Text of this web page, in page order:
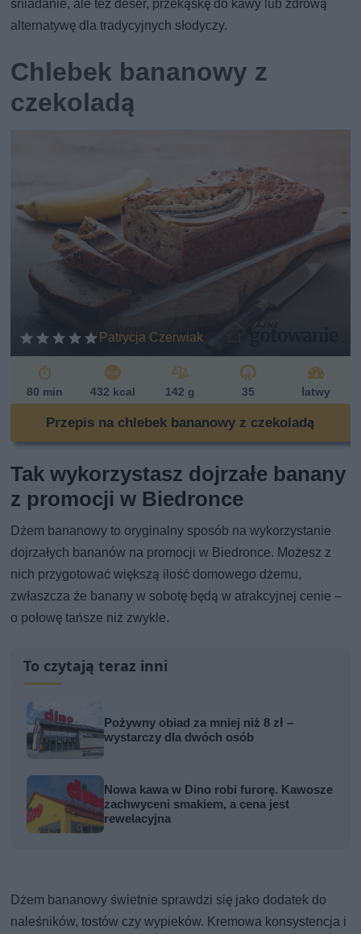
śniadanie, ale też deser, przekąskę do kawy lub zdrową
alternatywę dla tradycyjnych słodyczy.
Chlebek bananowy z
czekoladą
Patrycja Czerwiak
80 min 432 kcal 142 g 35 łatwy
Przepis na chlebek bananowy z czekoladą
Tak wykorzystasz dojrzałe banany
z promocji w Biedronce
Dżem bananowy to oryginalny sposób na wykorzystanie
dojrzałych bananów na promocji w Biedronce. Możesz z
nich przygotować większą ilość domowego dżemu,
zwłaszcza że banany w sobotę będą w atrakcyjnej cenie –
o połowę tańsze niż zwykle.
To czytają teraz inni
Pożywny obiad za mniej niż 8 zł –
wystarczy dla dwóch osób
Nowa kawa w Dino robi furorę. Kawosze
zachwyceni smakiem, a cena jest
rewelacyjna
Dżem bananowy świetnie sprawdzi się jako dodatek do
naleśników, tostów czy wypieków. Kremowa konsystencja i